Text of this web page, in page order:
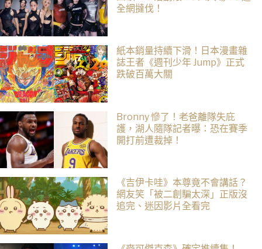
全網撻伐！
紙本銷量持續下滑！日本漫畫雜
誌王者《週刊少年 Jump》正式
跌破百萬大關
Bronny 慘了！老爸離隊失庇
護，湖人隨隊記者曝：恐在賽季
開打前遭裁掉！
《吉伊卡哇》本尊竟不會講話？
網友笑「被二創騙太深」正版沒
追完、迷因影片全看完